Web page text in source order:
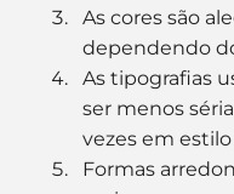
As cores são
dependendo
As tipografias
ser menos
vezes em
Formas